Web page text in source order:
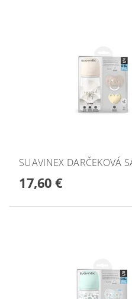
SUAVINEX DARČEKOVÁ
17,60 €